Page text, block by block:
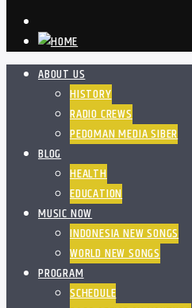
ABOUT US
HISTORY
RADIO CREWS
PEDOMAN MEDIA SIBER
BLOG
HEALTH
EDUCATION
MUSIC NOW
INDONESIA NEW SONGS
WORLD NEW SONGS
PROGRAM
SCHEDULE